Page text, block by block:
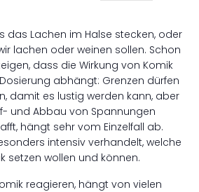
das Lachen im Halse stecken, oder
lachen oder weinen sollen. Schon
dass die Wirkung von Komik
abhängt: Grenzen dürfen
damit es lustig werden kann, aber
und Abbau von Spannungen
hängt sehr vom Einzelfall ab.
intensiv verhandelt, welche
setzen wollen und können.
reagieren, hängt von vielen